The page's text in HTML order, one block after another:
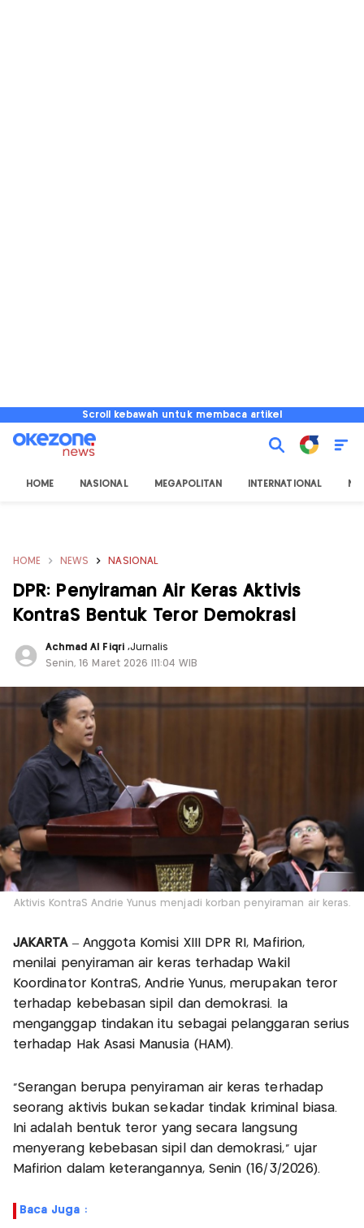
Scroll kebawah untuk membaca artikel
HOME NASIONAL MEGAPOLITAN INTERNATIONAL
HOME NEWS NASIONAL
DPR: Penyiraman Air Keras Aktivis
KontraS Bentuk Teror Demokrasi
Achmad Al Fiqri ,Jurnalis
Senin, 16 Maret 2026 |11:04 WIB
Aktivis KontraS Andrie Yunus menjadi korban penyiraman air keras.
JAKARTA– Anggota Komisi XIII DPR RI, Mafirion,
menilai penyiraman air keras terhadap Wakil
Koordinator KontraS, Andrie Yunus, merupakan teror
terhadap kebebasan sipil dan demokrasi. Ia
menganggap tindakan itu sebagai pelanggaran serius
terhadap Hak Asasi Manusia (HAM).
“Serangan berupa penyiraman air keras terhadap
seorang aktivis bukan sekadar tindak kriminal biasa.
Ini adalah bentuk teror yang secara langsung
menyerang kebebasan sipil dan demokrasi,” ujar
Mafirion dalam keterangannya, Senin (16/3/2026).
Baca Juga :